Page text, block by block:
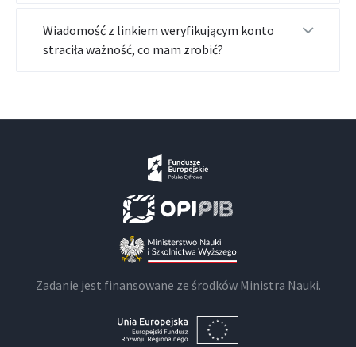
Wiadomość z linkiem weryfikującym konto
straciła ważność, co mam zrobić?
Zadanie jest finansowane ze środków Ministra Nauki.